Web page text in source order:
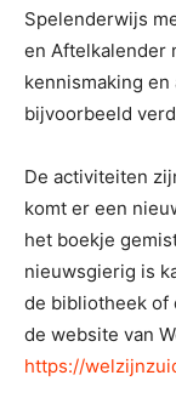
Spelenderwijs
en Aftelkalender
kennismaking
bijvoorbeeld
De activiteiten
komt er een
het boekje
nieuwsgierig is
de bibliotheek of
de website van
https://